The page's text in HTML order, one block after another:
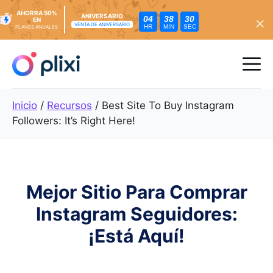
contenido
AHORRA 50%
EN
PLANES ANUALES
ANIVERSARIO
VENTA DE ANIVERSARIO
04
HR
38
MIN
28
SEC
Inicio / Recursos / Best Site To Buy Instagram
Followers: It’s Right Here!
Mejor Sitio Para Comprar
Instagram Seguidores:
¡Está Aquí!